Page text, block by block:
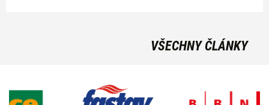
VŠECHNY ČLÁNKY